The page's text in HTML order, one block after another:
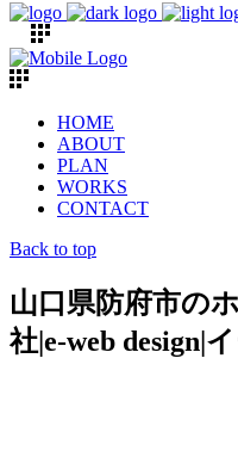
HOME
ABOUT
PLAN
WORKS
CONTACT
Back to top
山口県防府市の
社|e-web design|